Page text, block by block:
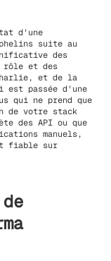
d'une
suite au
des
rôle et des
et de la
est passée d'une
qui ne prend que
de votre stack
des API ou que
manuels,
fiable sur